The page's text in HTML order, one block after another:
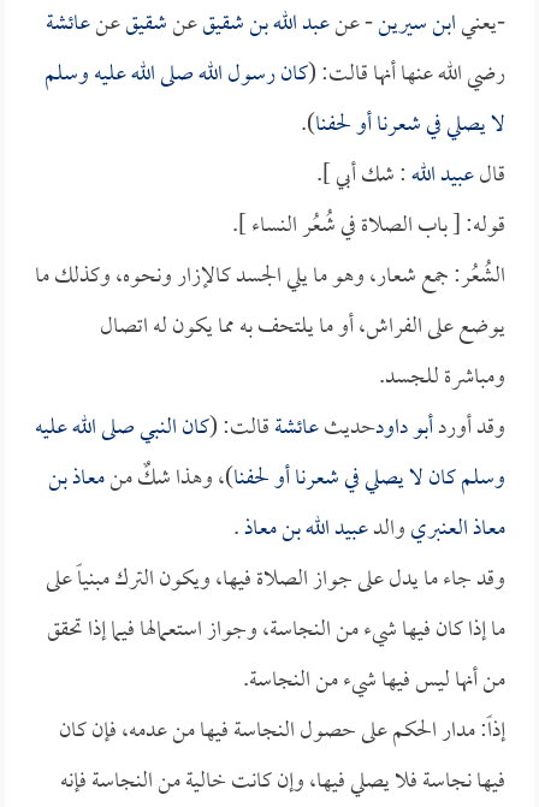
-يعنيابن سيرين- عنعبد الله بن شقيقعنشقيقعنعائشة
رضي الله عنها أنها قالت: (كان رسول الله صلى الله عليه وسلم
لا يصلي في شعرنا أو لحفنا).
قالعبيد الله: شك أبي ].
قوله: [ باب الصلاة في شُعُر النساء ].
الشُعُر: جمع شعار، وهو ما يلي الجسد كالإزار ونحوه، وكذلك ما
يوضع على الفراش، أو ما يلتحف به مما يكون له اتصال
ومباشرة للجسد.
وقد أوردأبو داودحديثعائشةقالت: (كان النبي صلى الله عليه
وسلم كان لا يصلي في شعرنا أو لحفنا)، وهذا شكٌ منمعاذ بن
معاذ العنبريوالدعبيد الله بن معاذ.
وقد جاء ما يدل على جواز الصلاة فيها، ويكون الترك مبنياً على
ما إذا كان فيها شيء من النجاسة، وجواز استعمالها فيما إذا تحقق
من أنها ليس فيها شيء من النجاسة.
إذاً: مدار الحكم على حصول النجاسة فيها من عدمه، فإن كان
فيها نجاسة فلا يصلي فيها، وإن كانت خالية من النجاسة فإنه